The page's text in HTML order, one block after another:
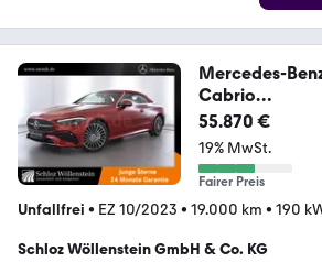
Mercedes-
Cabrio
AMG/LED/
m
55.870 €
19% MwSt.
Fairer Preis
Unfallfrei • EZ 10/2023 • 19.000 km • 190
Schloz Wöllenstein GmbH & Co. KG